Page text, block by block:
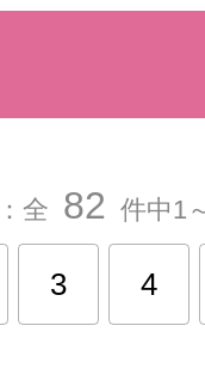
全 82 件中1
3 4